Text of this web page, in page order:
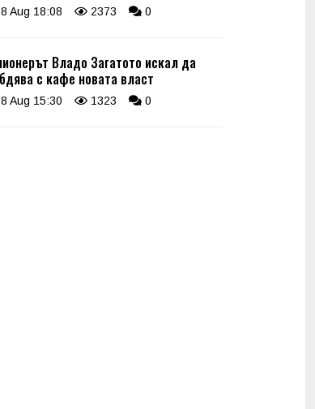
Aug 18:08 2373 0
Владо Загатото искал да
с кафе новата власт
Aug 15:30 1323 0